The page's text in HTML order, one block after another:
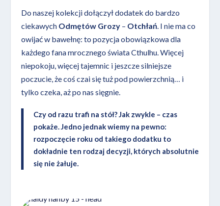
Do naszej kolekcji dołączył dodatek do bardzo
ciekawych Odmętów Grozy– Otchłań. I nie ma co
owijać w bawełnę: to pozycja obowiązkowa dla
każdego fana mrocznego świata Cthulhu. Więcej
niepokoju, więcej tajemnic i jeszcze silniejsze
poczucie, że coś czai się tuż pod powierzchnią… i
tylko czeka, aż po nas sięgnie.
Czy od razu trafi na stół? Jak zwykle – czas
pokaże. Jedno jednak wiemy na pewno:
rozpoczęcie roku od takiego dodatku to
dokładnie ten rodzaj decyzji, których absolutnie
się nie żałuje.